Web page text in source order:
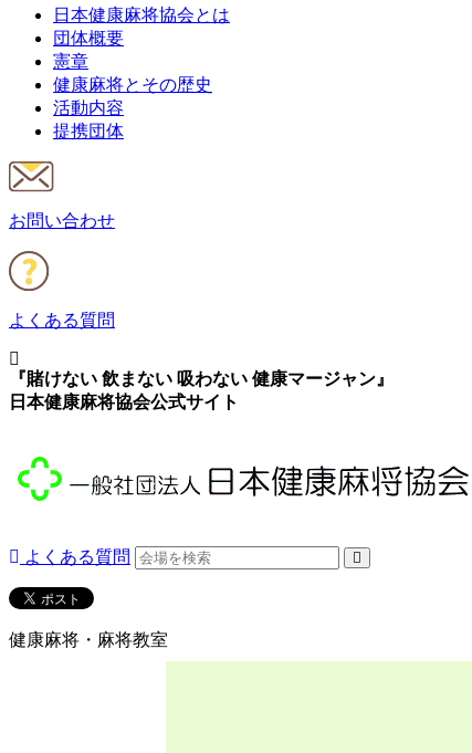
日本健康麻将協会とは
団体概要
憲章
健康麻将とその歴史
活動内容
提携団体
お問い合わせ
よくある質問
『賭けない 飲まない 吸わない 健康マージャン』
日本健康麻将協会公式サイト
よくある質問
健康麻将・麻将教室